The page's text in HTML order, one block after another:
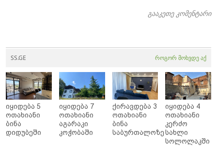
გააკეთე კომენტარი
SS.GE როგორ მოხვდე აქ
იყიდება 5
ოთახიანი
ბინა
დიდუბეში
იყიდება 7
ოთახიანი
აგარაკი
კოჭობაში
ქირავდება 3
ოთახიანი
ბინა
საბურთალოზე
იყიდება 4
ოთახიანი
კერძო
სახლი
სოლოლაკში